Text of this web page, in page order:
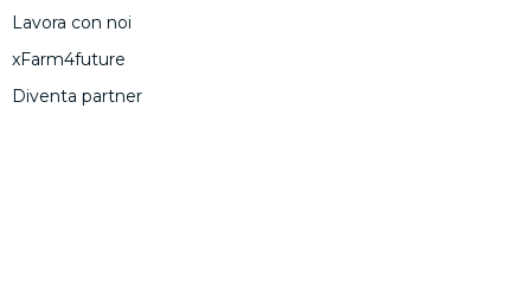
Lavora con noi
xFarm4future
Diventa partner